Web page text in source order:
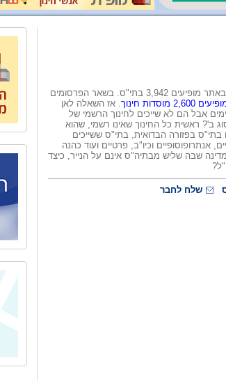
בדו"ח מוסדות חינוך שמפרסם משה"ח באתר מופיעים 3,942 בתי"ס. בשאר הפרסומים
2,600 מוסדות חינוך
. אז השאלה לאן
הם קיימים אבל הם לא שייכים לחינוך הרשמי של
ב'? ראשית כל החינוך שאינו רשמי, שהוא
בתי"ס בפזורה הבדואית, בתי"ס ששייכים
אנתרופוסופיים וכיו"ב, פרטיים ועוד כהנה
שבה שליש מבתיה"ס אינם על הנייר, כיצד
שלח לחבר